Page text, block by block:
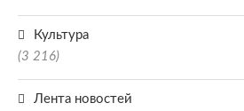
Культура
(3 216)
Лента новостей